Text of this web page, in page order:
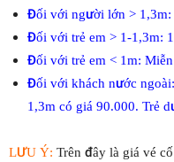
Đối với người lớn > 1,3m:
Đối với trẻ em > 1-1,3m:
Đối với trẻ em < 1m:
Đối với khách nước
1,3m có giá 90.000. Trẻ
LƯU Ý: Trên đây là giá vé